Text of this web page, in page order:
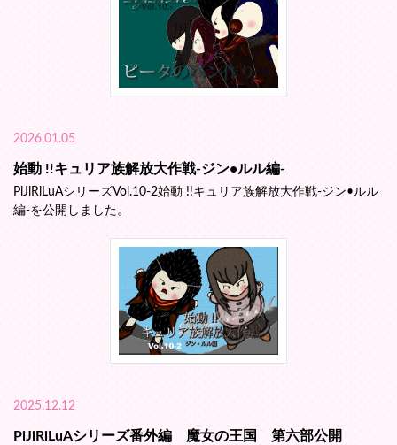
2026.01.05
始動 !!キュリア族解放大作戦-ジン•ルル編-
PiJiRiLuAシリーズVol.10-2始動 !!キュリア族解放大作戦-ジン•ルル
編-を公開しました。
2025.12.12
PiJiRiLuAシリーズ番外編 魔女の王国 第六部公開